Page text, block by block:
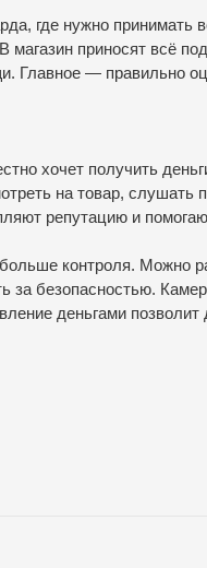
где нужно принимать
приносят всё
Главное — правильно
хочет получить
на товар, слушать
репутацию и
контроля. Можно
за безопасностью.
деньгами